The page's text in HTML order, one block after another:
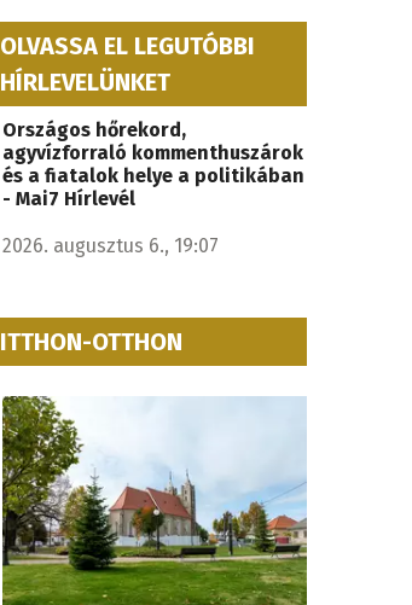
OLVASSA EL LEGUTÓBBI
HÍRLEVELÜNKET
Országos hőrekord,
agyvízforraló kommenthuszárok
és a fiatalok helye a politikában
- Mai7 Hírlevél
2026. augusztus 6., 19:07
ITTHON-OTTHON